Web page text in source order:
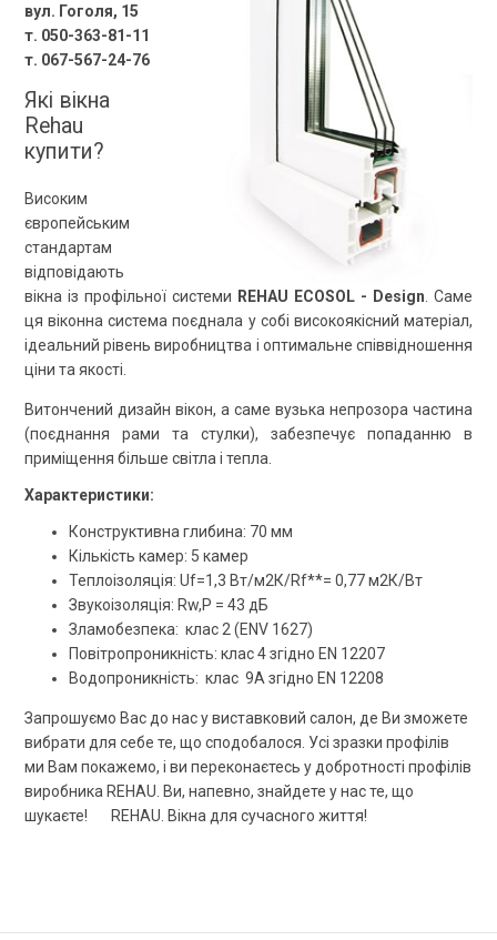
вул. Гоголя, 15
т. 050-363-81-11
т. 067-567-24-76
Які вікна
Rehau
купити?
Високим
європейським
стандартам
відповідають
вікна із профільної системи REHAU ECOSOL - Design . Саме
ця віконна система поєднала у собі високоякісний матеріал,
ідеальний рівень виробництва і оптимальне співвідношення
ціни та якості.
Витончений дизайн вікон, а саме вузька непрозора частина
(поєднання рами та стулки), забезпечує попаданню в
приміщення більше світла і тепла.
Характеристики:
Конструктивна глибина: 70 мм
Кількість камер: 5 камер
Теплоізоляція: Uf=1,3 Вт/м2К/Rf**= 0,77 м2К/Вт
Звукоізоляція: Rw,P = 43 дБ
Зламобезпека: клас 2 (ENV 1627)
Повітропроникність: клас 4 згідно EN 12207
Водопроникність: клас 9А згідно EN 12208
Запрошуємо Вас до нас у виставковий салон, де Ви зможете
вибрати для себе те, що сподобалося. Усі зразки профілів
ми Вам покажемо, і ви переконаєтесь у добротності профілів
виробника REHAU. Ви, напевно, знайдете у нас те, що
шукаєте! REHAU. Вікна для сучасного життя!